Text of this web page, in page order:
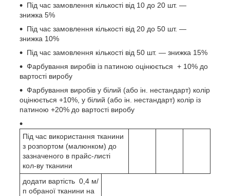
Під час замовлення кількості від 10 до 20 шт. —
знижка 5%
Під час замовлення кількості від 20 до 50 шт. —
знижка 10%
Під час замовлення кількості від 50 шт. — знижка 15%
Фарбування виробів із патиною оцінюється + 10% до
вартості виробу
Фарбування виробів у білий (або ін. нестандарт) колір
оцінюється +10%, у білий (або ін. нестандарт) колір із
патиною +20% до вартості виробу
Під час використання тканини
з розпортом (малюнком) до
зазначеного в прайс-листі
кол-ву тканини
додати вартість 0,4 м/
п обраної тканини на